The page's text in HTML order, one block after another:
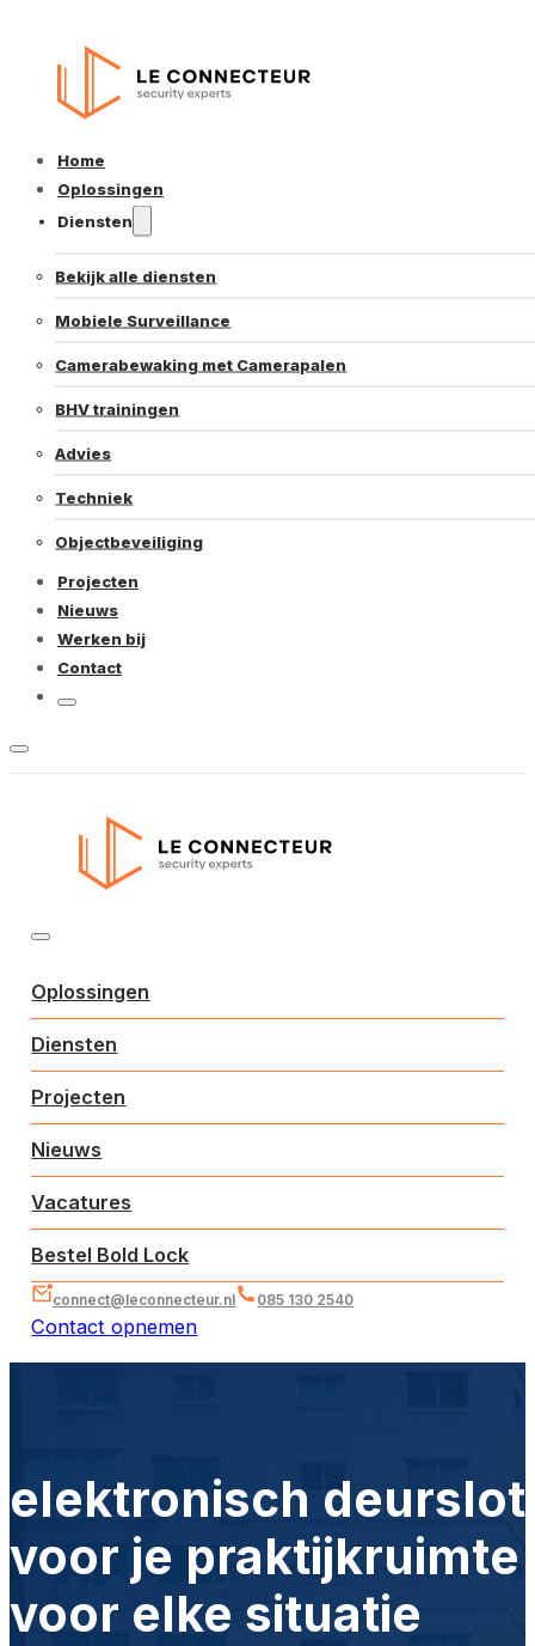
Home
Oplossingen
Diensten
Bekijk alle diensten
Mobiele Surveillance
Camerabewaking met Camerapalen
BHV trainingen
Advies
Techniek
Objectbeveiliging
Projecten
Nieuws
Werken bij
Contact
Oplossingen
Diensten
Projecten
Nieuws
Vacatures
Bestel Bold Lock
connect@leconnecteur.nl 085 130 2540
Contact opnemen
elektronisch deurslot
voor je praktijkruimte
voor elke situatie